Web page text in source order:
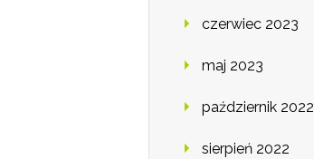
czerwiec 2023
maj 2023
październik 2022
sierpień 2022